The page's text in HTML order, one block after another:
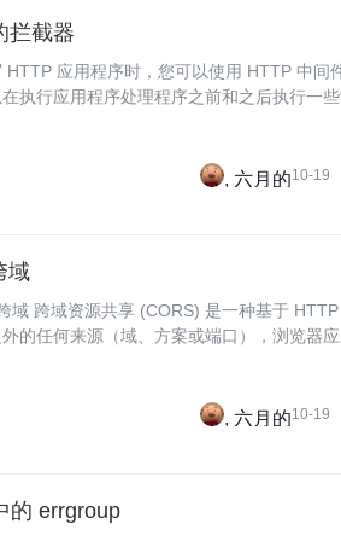
拦截器
HTTP 应用程序时，您可以使用 HTTP 中间
执行应用程序处理程序之前和之后执行一
六月的10-19
域
，它允许服务器指示
的任何来源（域、方案或端口），浏览器
六月的10-19
的 errgroup